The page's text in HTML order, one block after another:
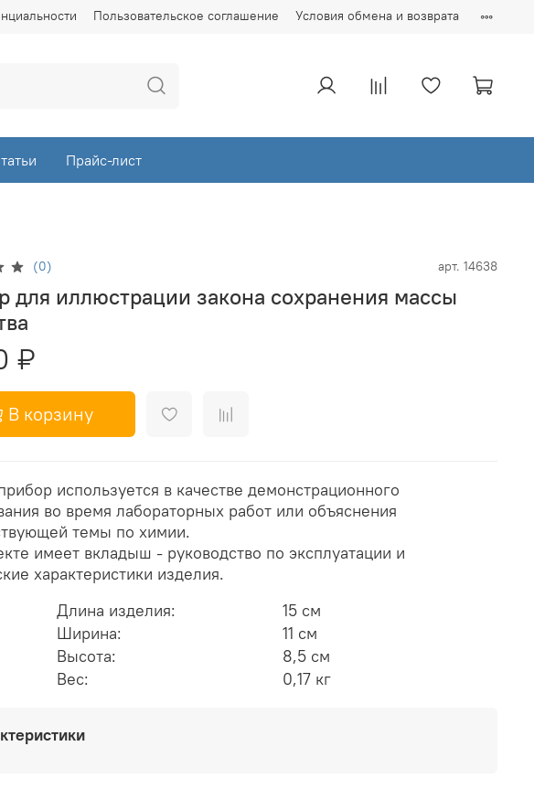
Пользовательское соглашение Условия обмена и возврата
Прайс-лист
(0) арт. 14638
для иллюстрации закона сохранения массы
₽
В корзину
используется в качестве демонстрационного
во время лабораторных работ или объяснения
темы по химии.
имеет вкладыш - руководство по эксплуатации и
характеристики изделия.
Длина изделия:
15 см
Ширина:
11 см
Высота:
8,5 см
Вес:
0,17 кг